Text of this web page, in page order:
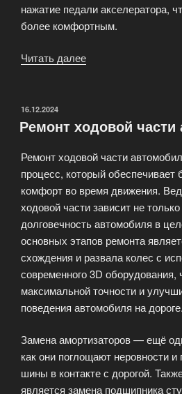
нажатие педали акселератора,
более комфортным.
Читать далее
ОПУБЛИКОВАНО
16.12.2024
Ремонт ходовой
Ремонт ходовой части
процесс, который обеспечивает
комфорт во время движения.
ходовой части зависит не
долговечность автомобиля в
основных этапов ремонта
схождения и развала колес с
современного 3D оборудования,
максимальной точности и
поведения автомобиля на дороге.
Замена амортизаторов — ещё
как они поглощают неровности
шины в контакте с дорогой.
является замена подшипника